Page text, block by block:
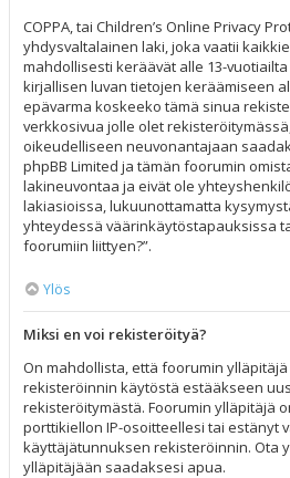
COPPA, tai Children’s Online Privacy
yhdysvaltalainen laki, joka vaatii
mahdollisesti keräävät alle 13-
kirjallisen luvan tietojen keräämiseen
epävarma koskeeko tämä sinua
verkkosivua jolle olet
oikeudelliseen neuvonantajaan
phpBB Limited ja tämän foorumin
lakineuvontaa ja eivät ole
lakiasioissa, lukuunottamatta
yhteydessä väärinkäytöstapauksissa
foorumiin liittyen?”.
Ylös
Miksi en voi rekisteröityä?
On mahdollista, että foorumin
rekisteröinnin käytöstä estääkseen
rekisteröitymästä. Foorumin ylläpitäjä
porttikiellon IP-osoitteellesi tai estänyt
käyttäjätunnuksen rekisteröinnin. Ota
ylläpitäjään saadaksesi apua.